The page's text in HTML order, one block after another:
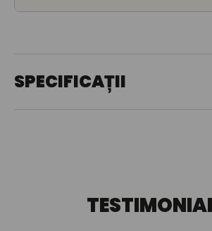
SPECIFICAȚII